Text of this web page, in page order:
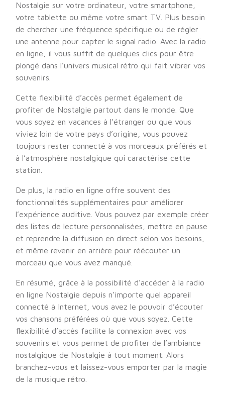
Nostalgie sur votre ordinateur, votre smartphone,
votre tablette ou même votre smart TV. Plus besoin
de chercher une fréquence spécifique ou de régler
une antenne pour capter le signal radio. Avec la radio
en ligne, il vous suffit de quelques clics pour être
plongé dans l’univers musical rétro qui fait vibrer vos
souvenirs.
Cette flexibilité d’accès permet également de
profiter de Nostalgie partout dans le monde. Que
vous soyez en vacances à l’étranger ou que vous
viviez loin de votre pays d’origine, vous pouvez
toujours rester connecté à vos morceaux préférés et
à l’atmosphère nostalgique qui caractérise cette
station.
De plus, la radio en ligne offre souvent des
fonctionnalités supplémentaires pour améliorer
l’expérience auditive. Vous pouvez par exemple créer
des listes de lecture personnalisées, mettre en pause
et reprendre la diffusion en direct selon vos besoins,
et même revenir en arrière pour réécouter un
morceau que vous avez manqué.
En résumé, grâce à la possibilité d’accéder à la radio
en ligne Nostalgie depuis n’importe quel appareil
connecté à Internet, vous avez le pouvoir d’écouter
vos chansons préférées où que vous soyez. Cette
flexibilité d’accès facilite la connexion avec vos
souvenirs et vous permet de profiter de l’ambiance
nostalgique de Nostalgie à tout moment. Alors
branchez-vous et laissez-vous emporter par la magie
de la musique rétro.